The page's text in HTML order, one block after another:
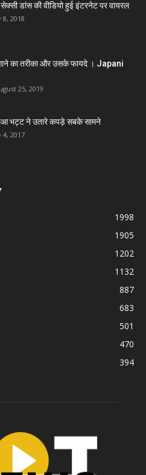
सेक्सी डांस की वीडियो हुई इंटरनेट पर वायरल
8, 2018
का तरीका और उसके फायदे । Japani
25, 2019
भट्ट ने उतारे कपड़े सबके सामने
4, 2017
1998
1905
1202
1132
887
683
501
470
394